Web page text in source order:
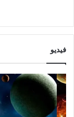
فيديو
ت
ق
ع